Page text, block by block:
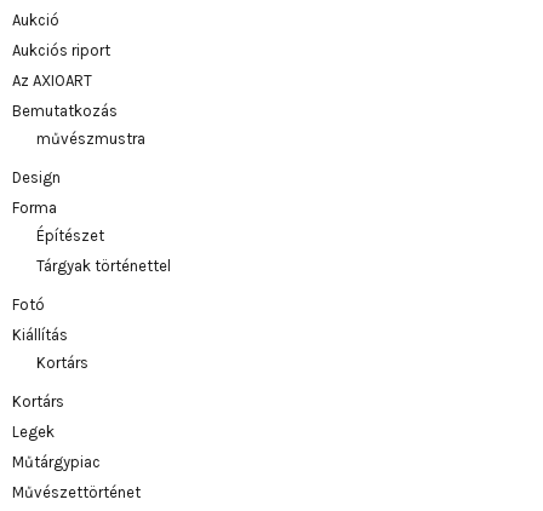
Aukció
Aukciós riport
Az AXIOART
Bemutatkozás
művészmustra
Design
Forma
Építészet
Tárgyak történettel
Fotó
Kiállítás
Kortárs
Kortárs
Legek
Műtárgypiac
Művészettörténet